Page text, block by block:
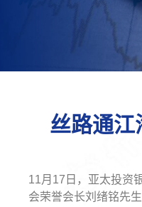
丝路通江
11月17日，亚太投资
会荣誉会长刘绪铭先